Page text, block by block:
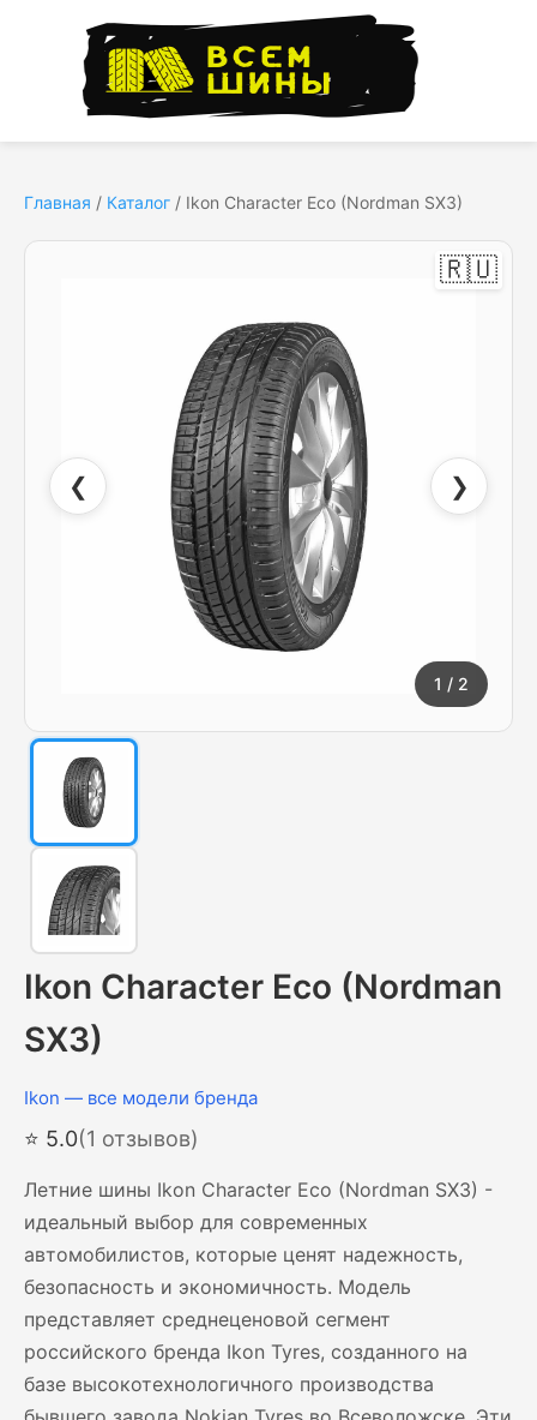
Главная / Каталог / Ikon Character Eco (Nordman SX3)
🇷🇺
❮ ❯
1 / 2
Ikon Character Eco (Nordman
SX3)
Ikon — все модели бренда
⭐ 5.0(1 отзывов)
Летние шины Ikon Character Eco (Nordman SX3) -
идеальный выбор для современных
автомобилистов, которые ценят надежность,
безопасность и экономичность. Модель
представляет среднеценовой сегмент
российского бренда Ikon Tyres, созданного на
базе высокотехнологичного производства